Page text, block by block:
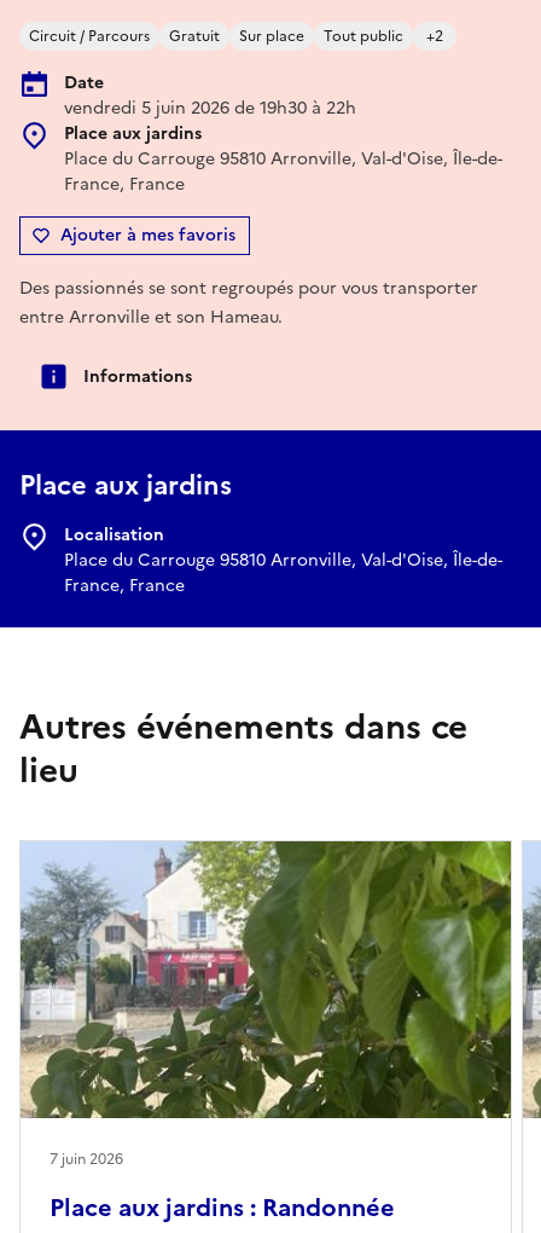
Circuit / Parcours Gratuit Sur place Tout public +2
Date
vendredi 5 juin 2026 de 19h30 à 22h
Place aux jardins
Place du Carrouge 95810 Arronville, Val-d'Oise, Île-de-
France, France
Ajouter à mes favoris
Des passionnés se sont regroupés pour vous transporter
entre Arronville et son Hameau.
Informations
Place aux jardins
Localisation
Place du Carrouge 95810 Arronville, Val-d'Oise, Île-de-
France, France
Autres événements dans ce
lieu
Place aux jardins : Randonnée
7 juin 2026